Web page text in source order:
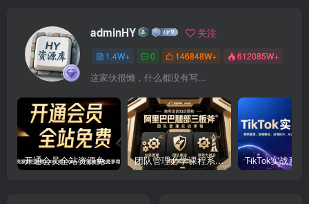
adminHY 关注
1.4W+ 0 146848W+ 612085W+
这家伙很懒，什么都没有写...
开通会员全站资源免费下载 开通VIP会员 HY资源库 团队管理必学课程系列，阿里巴巴“腿部三板斧”